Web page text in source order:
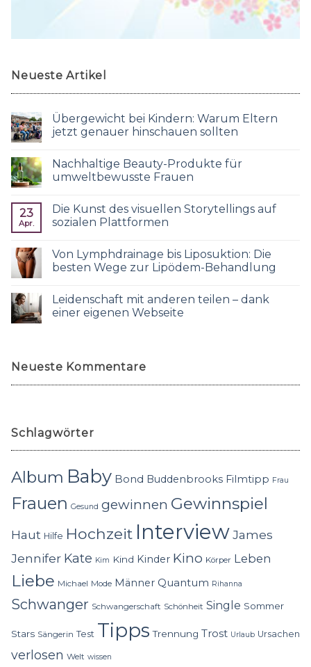
Neueste Artikel
Übergewicht bei Kindern: Warum Eltern
jetzt genauer hinschauen sollten
Nachhaltige Beauty-Produkte für
umweltbewusste Frauen
23
Apr.
Die Kunst des visuellen Storytellings auf
sozialen Plattformen
Von Lymphdrainage bis Liposuktion: Die
besten Wege zur Lipödem-Behandlung
Leidenschaft mit anderen teilen – dank
einer eigenen Webseite
Neueste Kommentare
Schlagwörter
Album Baby Bond Buddenbrooks Filmtipp Frau
Frauen Gesund gewinnen Gewinnspiel
Haut Hilfe Hochzeit InterviewJames
Jennifer Kate Kim Kind Kinder Kino Körper Leben
Liebe Michael Mode Männer Quantum Rihanna
Schwanger Schwangerschaft Schönheit Single Sommer
Stars Sängerin Test Tipps Trennung Trost Urlaub Ursachen
verlosen Welt wissen